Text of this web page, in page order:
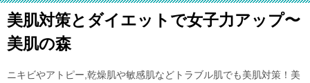
美肌対策とダイエットで女子力アップ〜
美肌の森
ニキビやアトピー,乾燥肌や敏感肌などトラブル肌でも美肌対策！美